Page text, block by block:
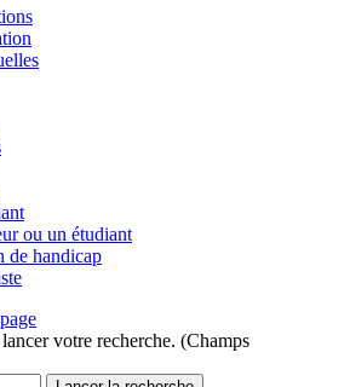
ou un étudiant
de handicap
votre recherche. (Champs